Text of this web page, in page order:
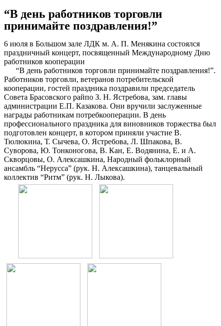
“В день работников торговли
принимайте поздравления!”
6 июля в Большом зале ЛДК м. А. П. Менякина состоялся
праздничный концерт, посвященный Международному Дню
работников кооперации
“В день работников торговли принимайте поздравления!”.
Работников торговли, ветеранов потребительской
кооперации, гостей праздника поздравили председатель
Совета Брасовского райпо З. Н. Ястребова, зам. главы
администрации Е.П. Казакова. Они вручили заслуженные
награды работникам потребкооперации. В день
профессионального праздника для виновников торжества был
подготовлен концерт, в котором приняли участие В.
Тюлюкина, Т. Сычева, О. Ястребова, Л. Шпакова, В.
Суворова, Ю. Тонконогова, В. Кан, Е. Водянина, Е. и А.
Скворцовы, О. Алексашкина, Народный фольклорный
ансамбль “Нерусса” (рук. Н. Алексашкина), танцевальный
коллектив “Ритм” (рук. Н. Лыкова).